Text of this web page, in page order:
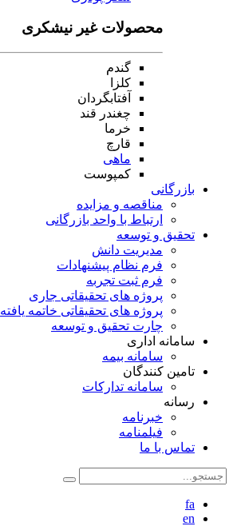
محصولات غیر نیشکری
گندم
کلزا
آفتابگردان
چغندر قند
خرما
قارچ
ماهی
کمپوست
بازرگانی
مناقصه و مزایده
ارتباط با واحد بازرگانی
تحقیق و توسعه
مدیریت دانش
فرم نظام پیشنهادات
فرم ثبت تجربه
پروژه های تحقیقاتی جاری
پروژه های تحقیقاتی خاتمه یافته
چارت تحقیق و توسعه
سامانه اداری
سامانه بیمه
تامین کنندگان
سامانه تدارکات
رسانه
خبرنامه
فیلمنامه
تماس با ما
fa
en